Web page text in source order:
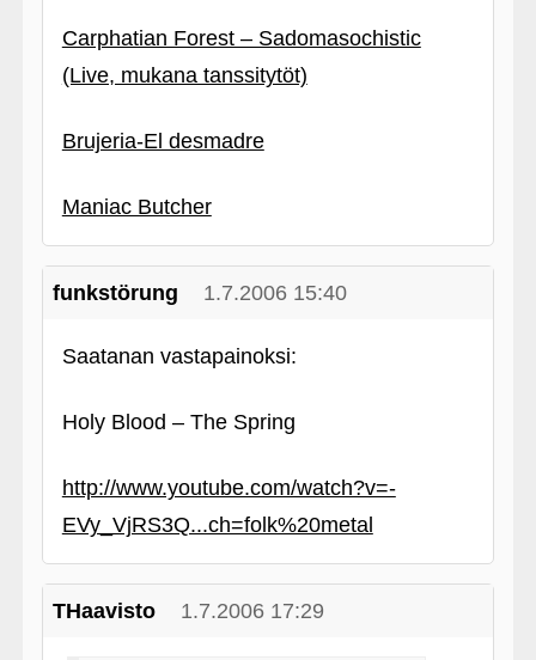
Carphatian Forest – Sadomasochistic
(Live, mukana tanssitytöt)
Brujeria-El desmadre
Maniac Butcher
funkstörung 1.7.2006 15:40
Saatanan vastapainoksi:
Holy Blood – The Spring
http://www.youtube.com/watch?v=-
EVy_VjRS3Q...ch=folk%20metal
THaavisto 1.7.2006 17:29